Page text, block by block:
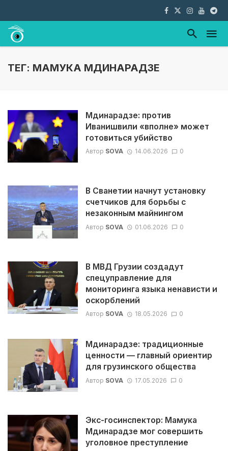
ТЕГ: МАМУКА МДИНАРАДЗЕ
Мдинарадзе: против
Иванишвили «вполне» может
готовиться убийство
Автор SOVA 14.06.2026 0
В Сванетии начнут установку
счетчиков для борьбы с
незаконным майнингом
Автор SOVA 01.06.2026 0
В МВД Грузии создадут
спецуправление для
мониторинга языка ненависти и
оскорблений
Автор SOVA 18.05.2026 0
Мдинарадзе: традиционные
ценности — главный ориентир
для грузинского общества
Автор SOVA 17.05.2026 0
Экс-госинспектор: Мамука
Мдинарадзе мог совершить
уголовное преступление